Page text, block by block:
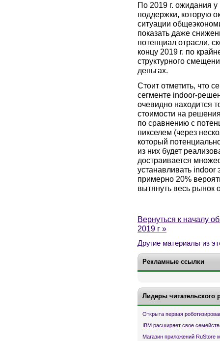
По 2019 г. ожидания
поддержки, которую
ситуации
показать даже
потенциал отрасли,
концу 2019 г. по
структурного
деньгах.
Стоит отметить, что
сегменте indoor-
очевидно находится
стоимости на
по сравнению с
пикселем (через
который
из них будет
достраивается
устанавливать
примерно 20%
вытянуть весь
Вернуться к началу
2019 г »
Другие материалы из
Рекламные ссылки
Лидеры читательского
Открыта первая
IBM расширяет свое
Магазин приложений RuStore